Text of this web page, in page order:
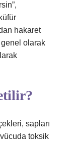
hakaret
olarak
sapları
toksik